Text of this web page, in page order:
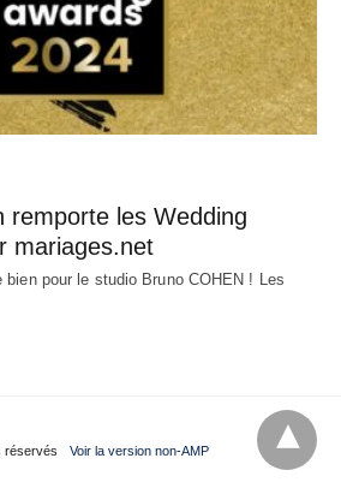
remporte les Wedding
mariages.net
bien pour le studio Bruno COHEN ! Les
réservés Voir la version non-AMP